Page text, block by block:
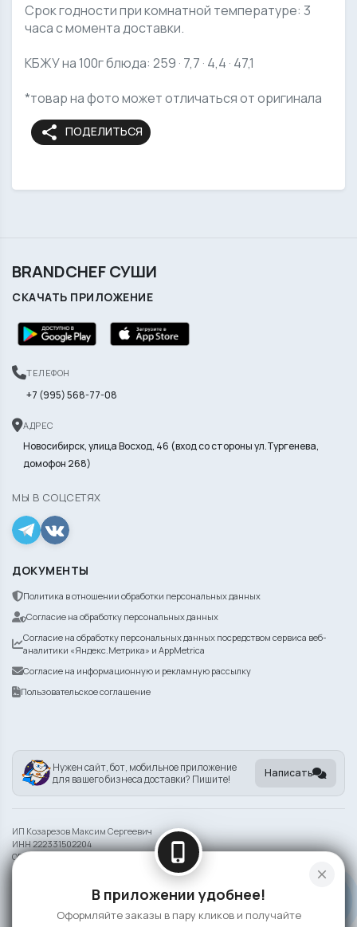
Срок годности при комнатной температуре: 3
часа с момента доставки.
КБЖУ на 100г блюда: 259 · 7,7 · 4,4 · 47,1
*товар на фото может отличаться от оригинала
share ПОДЕЛИТЬСЯ
BRANDCHEF СУШИ
СКАЧАТЬ ПРИЛОЖЕНИЕ
ТЕЛЕФОН
+7 (995) 568-77-08
АДРЕС
Новосибирск, улица Восход, 46 (вход со стороны ул.Тургенева,
домофон 268)
МЫ В СОЦСЕТЯХ
ДОКУМЕНТЫ
Политика в отношении обработки персональных данных
Согласие на обработку персональных данных
Согласие на обработку персональных данных посредством сервиса веб-
аналитики «Яндекс.Метрика» и AppMetrica
Согласие на информационную и рекламную рассылку
Пользовательское соглашение
Нужен сайт, бот, мобильное приложение
для вашего бизнеса доставки? Пишите!
Написать
ИП Козарезов Максим Сергеевич
ИНН 222331502204
ОГРНИП 325220200140561
Информация на сайте носит справочный характер и не является публичной
2026 BRANDCHEF СУШИ
close
phone_iphone
В приложении удобнее!
Оформляйте заказы в пару кликов и получайте